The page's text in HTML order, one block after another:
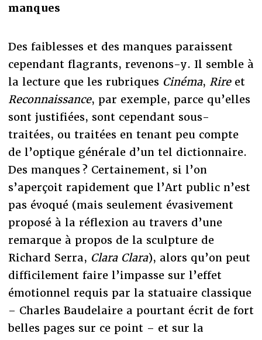
manques
Des faiblesses et des manques paraissent
cependant flagrants, revenons-y. Il semble à
la lecture que les rubriques Cinéma, Rire et
Reconnaissance, par exemple, parce qu’elles
sont justifiées, sont cependant sous-
traitées, ou traitées en tenant peu compte
de l’optique générale d’un tel dictionnaire.
Des manques ? Certainement, si l’on
s’aperçoit rapidement que l’Art public n’est
pas évoqué (mais seulement évasivement
proposé à la réflexion au travers d’une
remarque à propos de la sculpture de
Richard Serra, Clara Clara), alors qu’on peut
difficilement faire l’impasse sur l’effet
émotionnel requis par la statuaire classique
– Charles Baudelaire a pourtant écrit de fort
belles pages sur ce point – et sur la